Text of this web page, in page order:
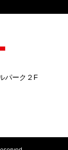
パーク２F